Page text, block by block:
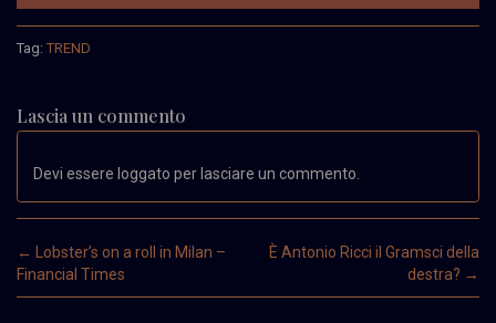
Tag: TREND
Lascia un commento
Devi essere loggato per lasciare un commento.
Post navigation
←
Lobster’s on a roll in Milan –
Financial Times
È Antonio Ricci il Gramsci della
destra? →